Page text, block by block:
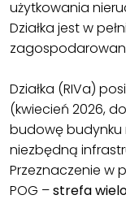
użytkowania
Działka jest w
Działka (RIVa)
(kwiecień 2026,
budowę budynku
niezbędną
Przeznaczenie w
POG –strefa